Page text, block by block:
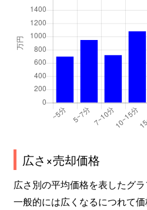
広さ×売却価格
広さ別の平均価格を表したグラ
一般的には広くなるにつれて